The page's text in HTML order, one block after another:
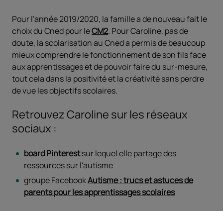
Pour l'année 2019/2020, la famille a de nouveau fait le
choix du Cned pour leCM2. Pour Caroline, pas de
doute, la scolarisation au Cned a permis de beaucoup
mieux comprendre le fonctionnement de son fils face
aux apprentissages et de pouvoir faire du sur-mesure,
tout cela dans la positivité et la créativité sans perdre
de vue les objectifs scolaires.
Retrouvez Caroline sur les réseaux
sociaux :
board Pinterestsur lequel elle partage des
ressources sur l'autisme
groupe FacebookAutisme : trucs et astuces de
parents pour les apprentissages scolaires